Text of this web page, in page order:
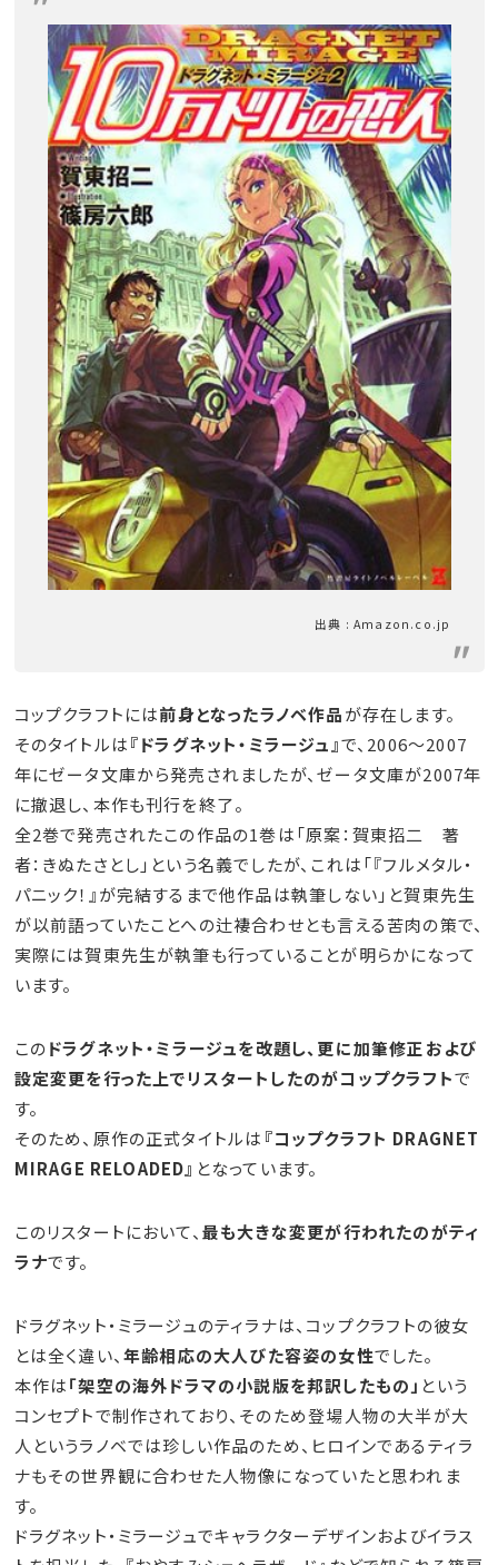
出典 : Amazon.co.jp
コップクラフトには前身となったラノベ作品が存在します。
そのタイトルは『ドラグネット・ミラージュ』で、2006～2007
年にゼータ文庫から発売されましたが、ゼータ文庫が2007年
に撤退し、本作も刊行を終了。
全2巻で発売されたこの作品の1巻は「原案：賀東招二 著
者：きぬたさとし」という名義でしたが、これは「『フルメタル・
パニック！』が完結するまで他作品は執筆しない」と賀東先生
が以前語っていたことへの辻褄合わせとも言える苦肉の策で、
実際には賀東先生が執筆も行っていることが明らかになって
います。
このドラグネット・ミラージュを改題し、更に加筆修正および
設定変更を行った上でリスタートしたのがコップクラフトで
す。
そのため、原作の正式タイトルは 『コップクラフト DRAGNET
MIRAGE RELOADED』 となっています。
このリスタートにおいて、 最も大きな変更が行われたのがティ
ラナです。
ドラグネット・ミラージュのティラナは、コップクラフトの彼女
とは全く違い、 年齢相応の大人びた容姿の女性でした。
本作は「架空の海外ドラマの小説版を邦訳したもの」 という
コンセプトで制作されており、そのため登場人物の大半が大
人というラノベでは珍しい作品のため、ヒロインであるティラ
ナもその世界観に合わせた人物像になっていたと思われま
す。
ドラグネット・ミラージュでキャラクターデザインおよびイラス